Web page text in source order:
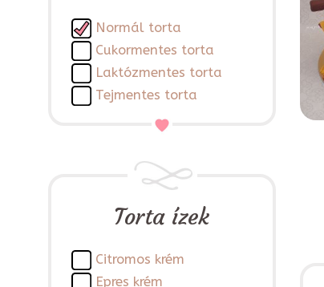
Normál torta
Cukormentes torta
Laktózmentes torta
Tejmentes torta
Torta ízek
Citromos krém
Epres krém